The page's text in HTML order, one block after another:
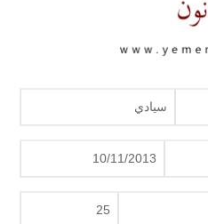
سيادي
10/11/2013
25